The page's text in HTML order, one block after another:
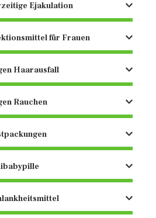
Ejakulation
für Frauen
Haarausfall
Rauchen